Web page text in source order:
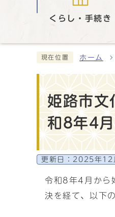
くらし・手続き
現在位置 ホーム
姫路市文
和8年4
更新日： 2025年12
令和8年4月から
決を経て、以下